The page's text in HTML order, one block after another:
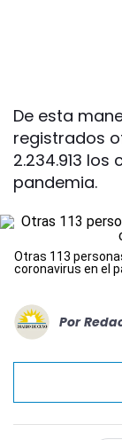
De esta
registrados
2.234.913
pandemia.
Otras 113
coronavirus en el
Por